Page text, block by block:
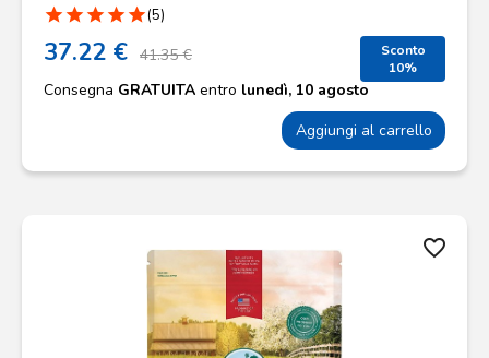
star star star star star(5)
37.22 € 41.35 €
Sconto
10%
Consegna GRATUITA entro lunedì, 10 agosto
Aggiungi al carrello
favorite_border